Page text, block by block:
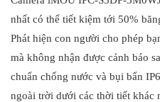
nhất có thể tiết kiệm tới 50%
Phát hiện con người cho phép
mà không nhận được cảnh báo
chuẩn chống nước và bụi bẩn
ngoài trời dưới các thời tiết khác